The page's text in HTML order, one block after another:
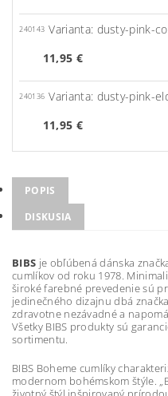
240143 Varianta: dusty-pink-
11,95 €
240136 Varianta: dusty-pink-
11,95 €
POPIS
DISKUSIA
BIBS je obľúbená dánska
cumlíkov od roku 1978.
široké farebné prevedenie sú
jedinečného dizajnu dbá
zdravotne nezávadné a
Všetky BIBS produkty sú
sortimentu.
BIBS Boheme cumlíky
modernom bohémskom štýle.